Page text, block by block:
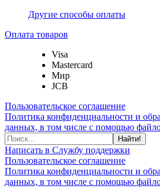
Другие способы оплаты
Оплата товаров
Visa
Mastercard
Мир
JCB
Пользовательское соглашение
Политика конфиденциальности и
данных, в том числе с помощью
Найти!
Написать в Службу поддержки
Пользовательское соглашение
Политика конфиденциальности и
данных, в том числе с помощью